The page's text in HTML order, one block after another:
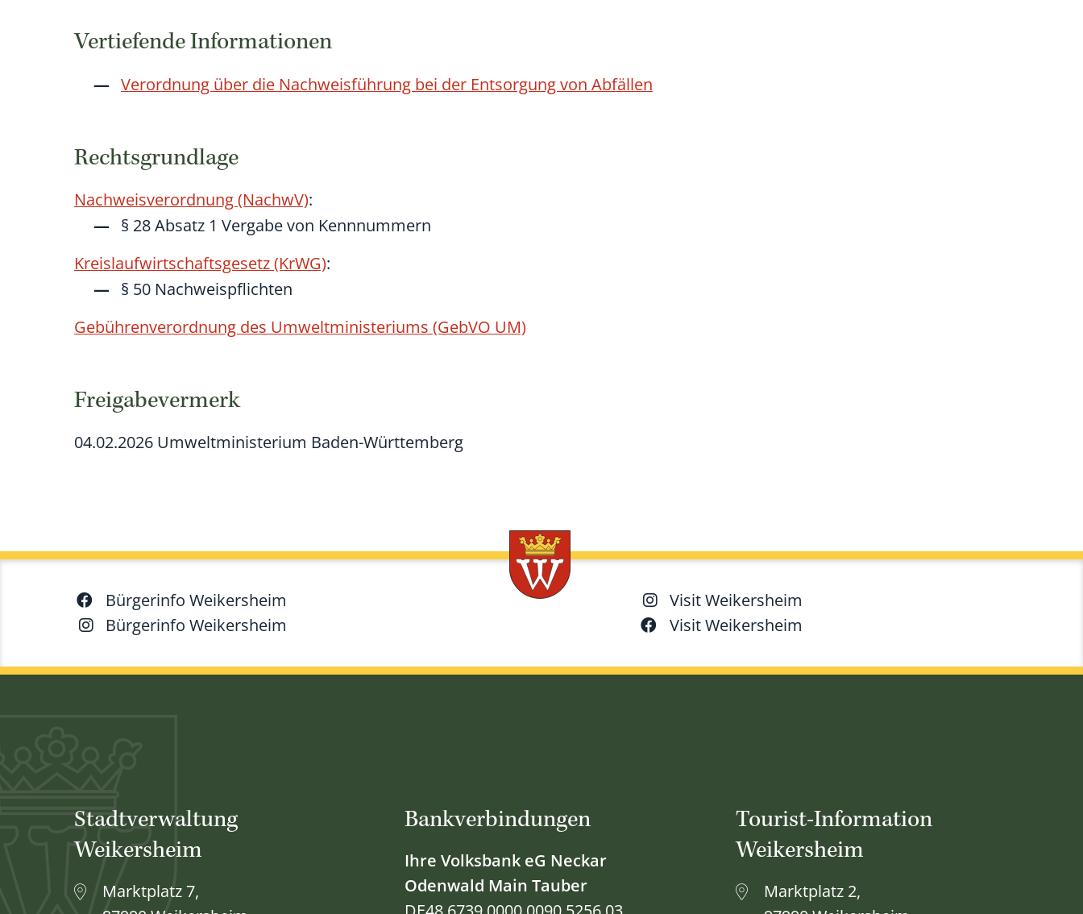
Vertiefende Informationen
Verordnung über die Nachweisführung bei der Entsorgung von Abfällen
Rechtsgrundlage
Nachweisverordnung (NachwV):
§ 28 Absatz 1 Vergabe von Kennnummern
Kreislaufwirtschaftsgesetz (KrWG):
§ 50 Nachweispflichten
Gebührenverordnung des Umweltministeriums (GebVO UM)
Freigabevermerk
04.02.2026 Umweltministerium Baden-Württemberg
Bürgerinfo Weikersheim
Bürgerinfo Weikersheim
Visit Weikersheim
Visit Weikersheim
Stadtverwaltung
Weikersheim
Marktplatz 7,
Bankverbindungen
Ihre Volksbank eG Neckar
Odenwald Main Tauber
Tourist-Information
Weikersheim
Marktplatz 2,